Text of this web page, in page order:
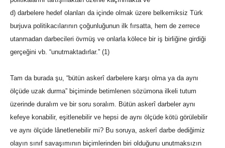
d) darbelere hedef olanları da içinde olmak üzere belkemiksiz Türk
burjuva politikacılarının çoğunluğunun ilk fırsatta, hem de zerrece
utanmadan darbecileri övmüş ve onlarla kölece bir iş birliğine girdiği
gerçeğini vb. “unutmaktadırlar.” (1)
Tam da burada şu, “bütün askerî darbelere karşı olma ya da aynı
ölçüde uzak durma” biçiminde betimlenen sözümona ilkeli tutum
üzerinde duralım ve bir soru soralım. Bütün askerî darbeler aynı
kefeye konabilir, eşitlenebilir ve hepsi de aynı ölçüde kötü görülebilir
ve aynı ölçüde lânetlenebilir mi? Bu soruya, askerî darbe dediğimiz
olayın sınıf savaşımının biçimlerinden biri olduğunu unutmaksızın